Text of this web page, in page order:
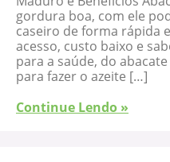
gordura boa, com ele
caseiro de forma rápida
acesso, custo baixo e
para a saúde, do
para fazer o azeite […]
Continue Lendo »